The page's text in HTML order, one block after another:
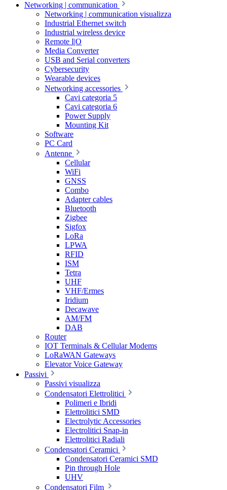
Networking | communication
Networking | communication visualizza
Industrial Ethernet switch
Industrial wireless device
Remote I|O
Media Converter
USB and Serial converters
Cybersecurity
Wearable devices
Networking accessories
Cavi categoria 5
Cavi categoria 6
Power Supply
Mounting Kit
Software
PC Card
Antenne
Cellular
WiFi
GNSS
Combo
Adapter cables
Bluetooth
Zigbee
Sigfox
LoRa
LPWA
RFID
ISM
Tetra
UHF
VHF/Ermes
Iridium
Decawave
AM/FM
DAB
Router
IOT Terminals & Cellular Modems
LoRaWAN Gateways
Elevator Voice Gateway
Passivi
Passivi visualizza
Condensatori Elettrolitici
Polimeri e Ibridi
Elettrolitici SMD
Electrolytic Accessories
Electrolitici Snap-in
Elettrolitici Radiali
Condensatori Ceramici
Condensatori Ceramici SMD
Pin through Hole
UHV
Condensatori Film